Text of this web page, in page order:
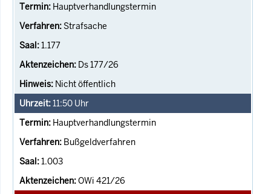
Hauptverhandlungstermin
Strafsache
1.177
Ds 177/26
Nicht öffentlich
11:50 Uhr
Hauptverhandlungstermin
Bußgeldverfahren
1.003
OWi 421/26